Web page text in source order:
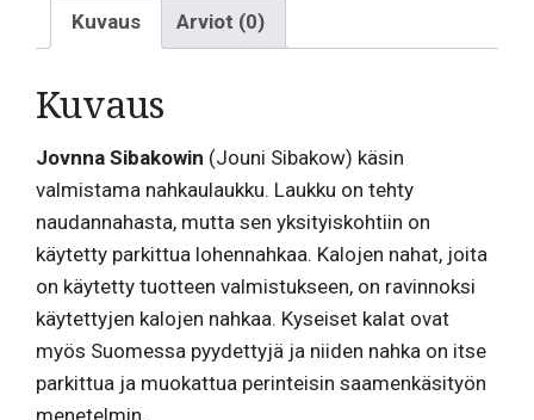
Kuvaus Arviot (0)
Kuvaus
Jovnna Sibakowin (Jouni Sibakow) käsin
valmistama nahkaulaukku. Laukku on tehty
naudannahasta, mutta sen yksityiskohtiin on
käytetty parkittua lohennahkaa. Kalojen nahat, joita
on käytetty tuotteen valmistukseen, on ravinnoksi
käytettyjen kalojen nahkaa. Kyseiset kalat ovat
myös Suomessa pyydettyjä ja niiden nahka on itse
parkittua ja muokattua perinteisin saamenkäsityön
menetelmin.